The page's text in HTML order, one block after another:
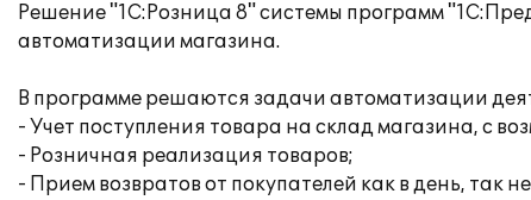
Решение "1С:Розница 8" системы программ
автоматизации магазина.
В программе решаются задачи автоматизации
- Учет поступления товара на склад магазина, с
- Розничная реализация товаров;
- Прием возвратов от покупателей как в день, так